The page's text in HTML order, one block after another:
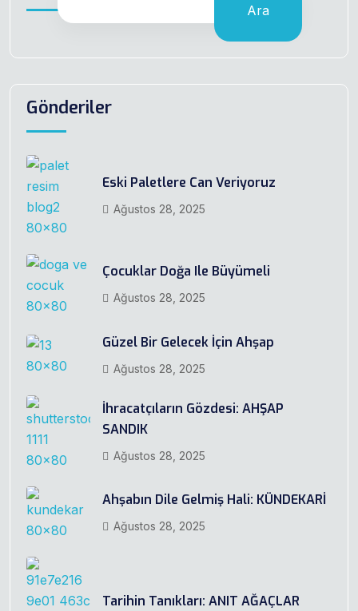
Ara
Gönderiler
Eski Paletlere Can Veriyoruz
Ağustos 28, 2025
Çocuklar Doğa Ile Büyümeli
Ağustos 28, 2025
Güzel Bir Gelecek İçin Ahşap
Ağustos 28, 2025
İhracatçıların Gözdesi: AHŞAP
SANDIK
Ağustos 28, 2025
Ahşabın Dile Gelmiş Hali: KÜNDEKARİ
Ağustos 28, 2025
Tarihin Tanıkları: ANIT AĞAÇLAR